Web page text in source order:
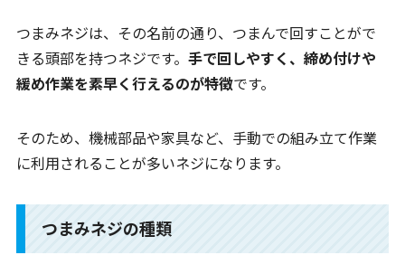
つまみネジは、その名前の通り、つまんで回すことがで
きる頭部を持つネジです。 手で回しやすく、締め付けや
緩め作業を素早く行えるのが特徴です。
そのため、機械部品や家具など、手動での組み立て作業
に利用されることが多いネジになります。
つまみネジの種類